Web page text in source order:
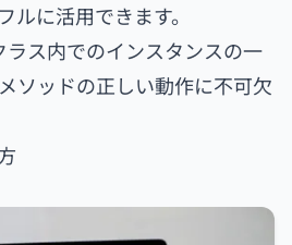
ルに活用できます。
ラス内でのインスタンスの一
ソッドの正しい動作に不可欠